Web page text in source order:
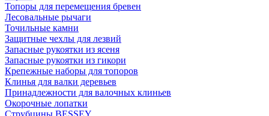
Топоры для перемещения бревен
Лесовальные рычаги
Точильные камни
Защитные чехлы для лезвий
Запасные рукоятки из ясеня
Запасные рукоятки из гикори
Крепежные наборы для топоров
Клинья для валки деревьев
Принадлежности для валочных клиньев
Окорочные лопатки
Струбцины BESSEY